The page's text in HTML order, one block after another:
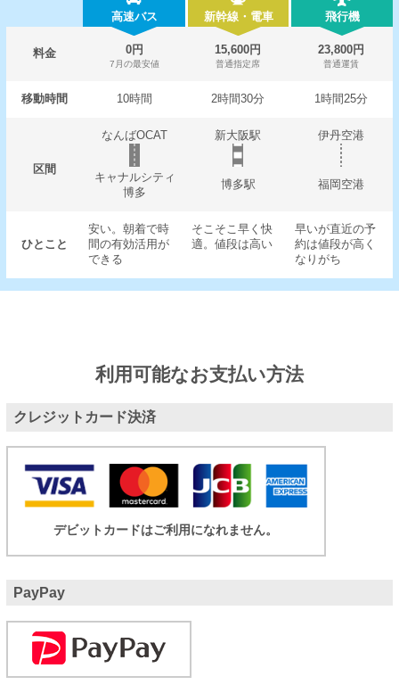
高速バス 新幹線・電車 飛行機
料金 0円
7月の最安値
15,600円
普通指定席
23,800円
普通運賃
移動時間 10時間 2時間30分 1時間25分
区間
なんばOCAT 新大阪駅 伊丹空港
キャナルシティ
博多
博多駅 福岡空港
ひとこと
安い。朝着で時
間の有効活用が
できる
そこそこ早く快
適。値段は高い
早いが直近の予
約は値段が高く
なりがち
利用可能なお支払い方法
クレジットカード決済
デビットカードはご利用になれません。
PayPay